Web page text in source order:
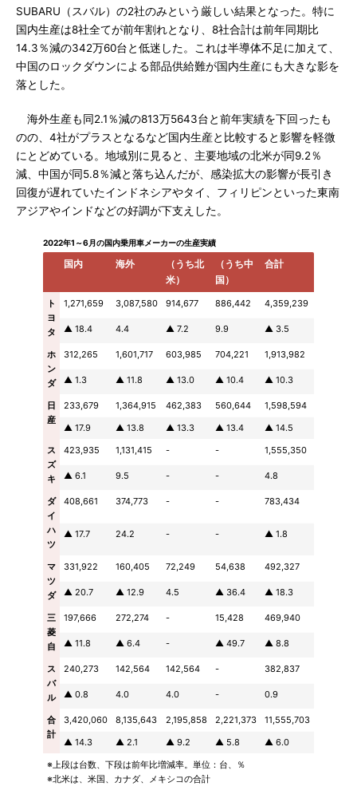
SUBARU（スバル）の2社のみという厳しい結果となった。特に
国内生産は8社全てが前年割れとなり、8社合計は前年同期比
14.3％減の342万60台と低迷した。これは半導体不足に加えて、
中国のロックダウンによる部品供給難が国内生産にも大きな影を
落とした。
海外生産も同2.1％減の813万5643台と前年実績を下回ったも
のの、4社がプラスとなるなど国内生産と比較すると影響を軽微
にとどめている。地域別に見ると、主要地域の北米が同9.2％
減、中国が同5.8％減と落ち込んだが、感染拡大の影響が長引き
回復が遅れていたインドネシアやタイ、フィリピンといった東南
アジアやインドなどの好調が下支えした。
2022年1～6月の国内乗用車メーカーの生産実績
国内 海外
（うち北
米）
（うち中
国）
合計
ト
ヨ
タ
1,271,659 3,087,580 914,677 886,442 4,359,239
▲ 18.4 4.4 ▲ 7.2 9.9 ▲ 3.5
ホ
ン
ダ
312,265 1,601,717 603,985 704,221 1,913,982
▲ 1.3 ▲ 11.8 ▲ 13.0 ▲ 10.4 ▲ 10.3
日
産
233,679 1,364,915 462,383 560,644
1,598,594
▲ 17.9
▲ 13.8 ▲ 13.3 ▲ 13.4
▲ 14.5
ス
ズ
キ
423,935 1,131,415 - - 1,555,350
▲ 6.1 9.5 - - 4.8
ダ
イ
ハ
ツ
408,661 374,773 - - 783,434
▲ 17.7 24.2 - - ▲ 1.8
マ
ツ
ダ
331,922 160,405 72,249 54,638 492,327
▲ 20.7 ▲ 12.9 4.5 ▲ 36.4 ▲ 18.3
三
菱
自
197,666 272,274 - 15,428 469,940
▲ 11.8 ▲ 6.4 - ▲ 49.7 ▲ 8.8
ス
バ
ル
240,273 142,564 142,564 - 382,837
▲ 0.8 4.0 4.0 - 0.9
合
計
3,420,060 8,135,643 2,195,858 2,221,373
11,555,703
▲ 14.3
▲ 2.1 ▲ 9.2 ▲ 5.8
▲ 6.0
※上段は台数、下段は前年比増減率。単位：台、％
※北米は、米国、カナダ、メキシコの合計